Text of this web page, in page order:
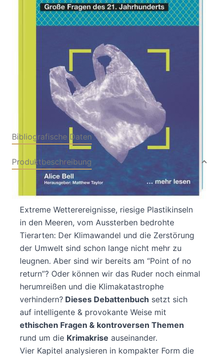
Alice Bell
Verlag: Dorling
26.01.2021
144 Seiten
Klappenbroschur
ISBN: 978-3-8310-
4140-4
Bibliografische Daten
Produktbeschreibung
Können wir unseren Planeten überhaupt noch
retten?
Extreme Wetterereignisse, riesige Plastikinseln
in den Meeren, vom Aussterben bedrohte
Tierarten: Der Klimawandel und die Zerstörung
der Umwelt sind schon lange nicht mehr zu
leugnen. Aber sind wir bereits am “Point of no
return”? Oder können wir das Ruder noch einmal
herumreißen und die Klimakatastrophe
verhindern? Dieses Debattenbuch setzt sich
auf intelligente & provokante Weise mit
ethischen Fragen & kontroversen Themen
rund um die Krimakrise auseinander.
Vier Kapitel analysieren in kompakter Form die